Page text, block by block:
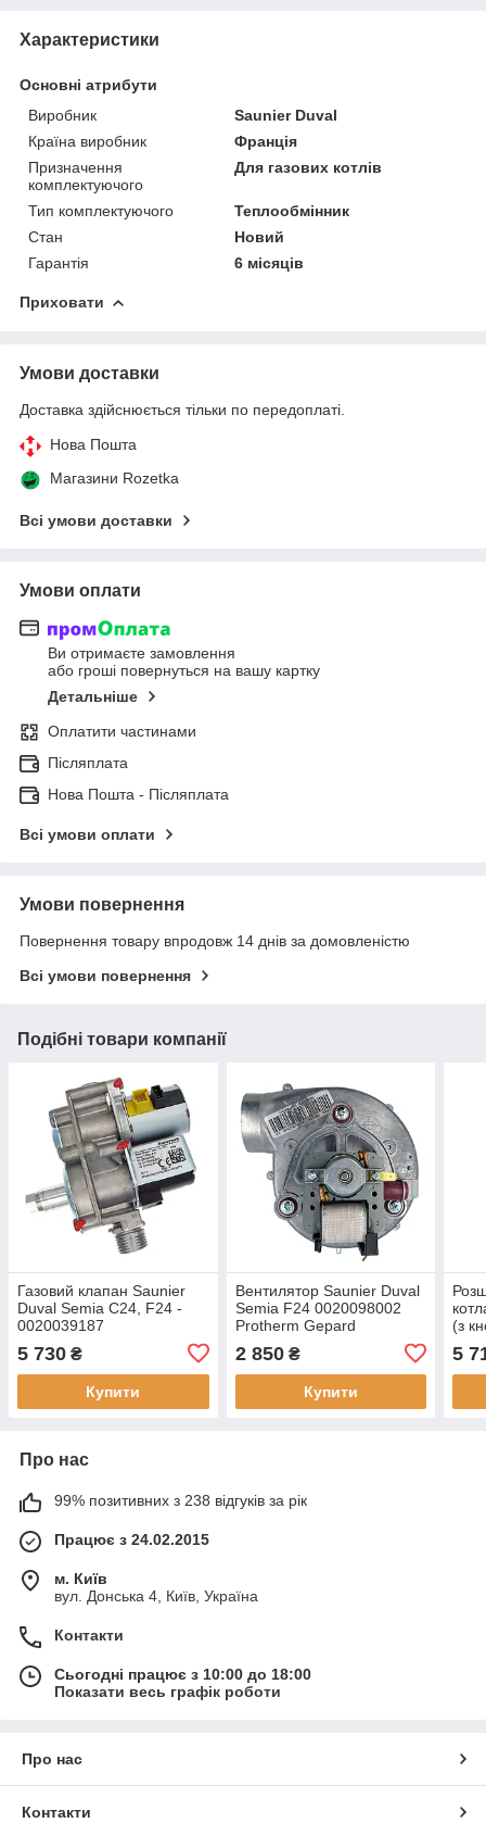
Характеристики
Основні атрибути
Виробник
Saunier Duval
Країна виробник
Франція
Призначення
комплектуючого
Для газових котлів
Тип комплектуючого
Теплообмінник
Стан
Новий
Гарантія
6 місяців
Приховати
Умови доставки
Доставка здійснюється тільки по передоплаті.
Нова Пошта
Магазини Rozetka
Всі умови доставки
Умови оплати
Ви отримаєте замовлення
або гроші повернуться на вашу картку
Детальніше
Оплатити частинами
Післяплата
Нова Пошта - Післяплата
Всі умови оплати
Умови повернення
Повернення товару впродовж 14 днів за домовленістю
Всі умови повернення
Подібні товари компанії
Газовий клапан Saunier
Duval Semia C24, F24 -
0020039187
5 730 ₴
Купити
Вентилятор Saunier Duval
Semia F24 0020098002
Protherm Gepard
2 850₴
Купити
(з
5
Про нас
99% позитивних з 238 відгуків за рік
Працює з 24.02.2015
м. Київ
вул. Донська 4, Київ, Україна
Контакти
Сьогодні працює з 10:00 до 18:00
Показати весь графік роботи
Про нас
Контакти